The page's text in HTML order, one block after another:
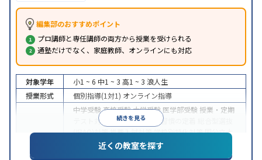
編集部のおすすめポイント
プロ講師と専任講師の両方から授業を受けられる
通塾だけでなく、家庭教師、オンラインにも対応
続きを見る
対象学年 小1 ~ 6 中1 ~ 3 高1 ~ 3 浪人生
授業形式
個別指導(1対1) オンライン指導
中学受験高校受験大学受験 医学部受験 授業・定期
テスト対策
内申点対策 学習習慣の定着
(旧AO)対策推薦入試対策学校別特化対策国公立大
私大対策共通テスト対策
英語・英会話特化
近くの教室を探す